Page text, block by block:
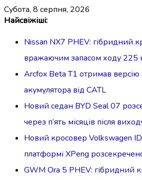
Перейти
вмісту
субота, 8 серпня, 2026
Найсвіжіші:
Nissan NX7 PHEV: гібридний
вражаючим запасом ходу 225
Arcfox Beta T1 отримав
акумулятора від CATL
Новий седан BYD Seal 07
через п’ять місяців після
Новий кросовер Volkswagen
платформі XPeng
GWM Ora 5 PHEV: гібридний